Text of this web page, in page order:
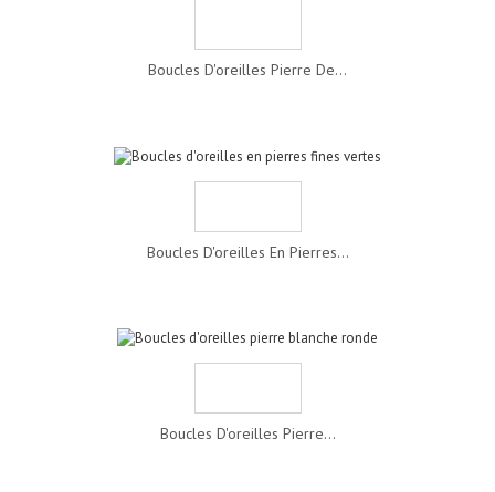
Boucles D'oreilles Pierre De...
Boucles D'oreilles En Pierres...
Boucles D'oreilles Pierre...